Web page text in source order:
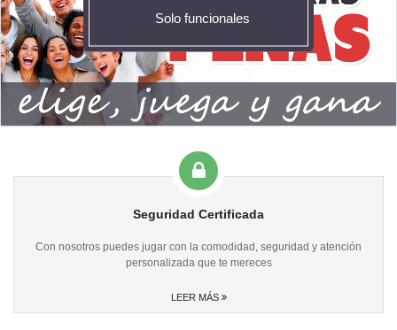
Seguridad Certificada
Con nosotros puedes jugar con la comodidad, seguridad y atención
personalizada que te mereces
LEER MÁS
Solo funcionales